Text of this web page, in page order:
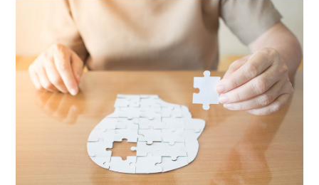
不同。本研究證明，醣化反應可以增加Aβ的細胞毒性。
蛋白質醣化(Protein glycation)早先因與幾種糖尿病相關的
疾病有關，而受到關注。此外，它還被視為蛋白質聚集的調
節劑。近年，又因為許多醣化最終產物的積累與多種神經退
行性疾病有關，它啟發了許多團隊探索因分子醣化影響的病
理機制。在過往的研究中發現，同年齡的AD大腦比正常大腦
增加了三倍的醣化最終產物，而且他們與Aβ-澱粉樣蛋白沉積
的位置高度重疊，表明Aβ極可能被醣化修飾。醣化修飾過後
的Aβ顯現出更高的細胞毒性。雖然不清楚為何這些醣化修飾
後的Aβ沉積無法被有效地清除，但至少我們的研究可以使我
們更加清楚毒性的來源。基本上，Aβ蛋白有兩個胺基酸位點